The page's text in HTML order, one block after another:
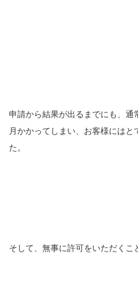
申請から結果が出るまでにも、通
月かかってしまい、お客様にはと
た。
そして、無事に許可をいただくこ